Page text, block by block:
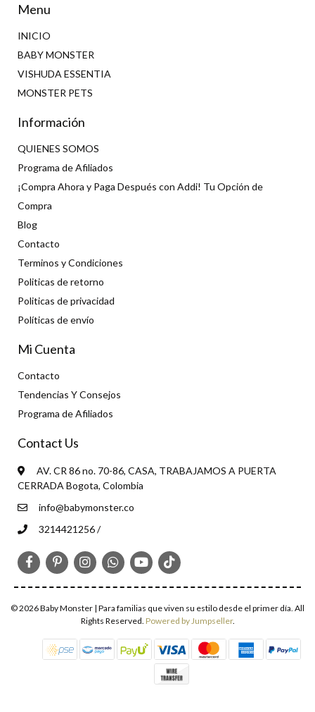
Menu
INICIO
BABY MONSTER
VISHUDA ESSENTIA
MONSTER PETS
Información
QUIENES SOMOS
Programa de Afiliados
¡Compra Ahora y Paga Después con Addi! Tu Opción de
Compra
Blog
Contacto
Terminos y Condiciones
Politicas de retorno
Politicas de privacidad
Políticas de envío
Mi Cuenta
Contacto
Tendencias Y Consejos
Programa de Afiliados
Contact Us
AV. CR 86 no. 70-86, CASA, TRABAJAMOS A PUERTA
CERRADA Bogota, Colombia
info@babymonster.co
3214421256 /
© 2026 Baby Monster | Para familias que viven su estilo desde el primer día. All
Rights Reserved. Powered by Jumpseller.